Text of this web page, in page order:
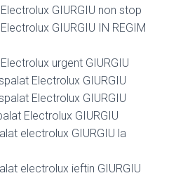
GIURGIU non stop
GIURGIU IN REGIM
urgent GIURGIU
Electrolux GIURGIU
Electrolux GIURGIU
Electrolux GIURGIU
electrolux GIURGIU la
electrolux ieftin GIURGIU